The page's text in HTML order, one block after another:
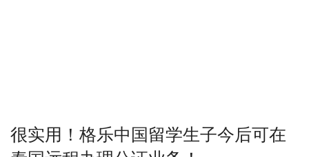
很实用！格乐中国留学生子今后可在